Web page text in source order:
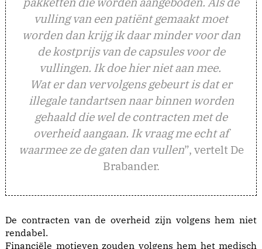
vulling van een patiënt gemaakt moet
worden dan krijg ik daar minder voor dan
de kostprijs van de capsules voor de
vullingen. Ik doe hier niet aan mee.
Wat er dan vervolgens gebeurt is dat er
illegale tandartsen naar binnen worden
gehaald die wel de contracten met de
overheid aangaan. Ik vraag me echt af
waarmee ze de gaten dan vullen”, vertelt De
Brabander.
De contracten van de overheid zijn volgens hem niet
rendabel.
Financiële motieven zouden volgens hem het medisch